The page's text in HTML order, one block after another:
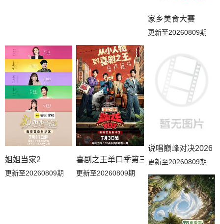
E415.251124
E414.251117 E367.241222
E358.240930无字 E357.240923无字 E356.240909
E355.240902 E354.240826 E353.240819
E352.240812 E351.240722 E350.20240715
E349 E348
E344
E341
家乡美食大赛
更新至20260809期
姐姐当家2
更新至20260809期
喜剧之王单口季第三季
更新至20260809期
说唱巅峰对决2026
更新至20260809期